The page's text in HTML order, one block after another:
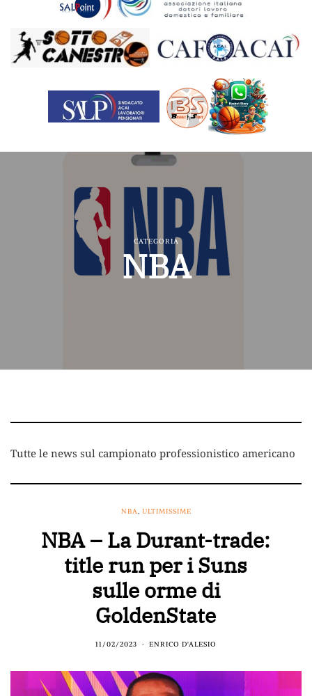
CATEGORIA
NBA
Tutte le news sul campionato professionistico americano
NBA, ULTIMISSIME
NBA – La Durant-trade:
title run per i Suns
sulle orme di
GoldenState
11/02/2023 ENRICO D'ALESIO